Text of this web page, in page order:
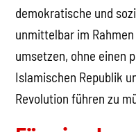
demokratische und
unmittelbar im
umsetzen, ohne einen
Islamischen Republik
Revolution führen zu